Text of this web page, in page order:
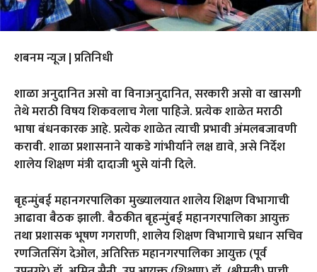
शबनम न्यूज | प्रतिनिधी
शाळा अनुदानित असो वा विनाअनुदानित, सरकारी असो वा खासगी
तेथे मराठी विषय शिकवलाच गेला पाहिजे. प्रत्येक शाळेत मराठी
भाषा बंधनकारक आहे. प्रत्येक शाळेत त्याची प्रभावी अंमलबजावणी
करावी. शाळा प्रशासनाने याकडे गांभीर्याने लक्ष द्यावे, असे निर्देश
शालेय शिक्षण मंत्री दादाजी भुसे यांनी दिले.
बृहन्मुंबई महानगरपालिका मुख्यालयात शालेय शिक्षण विभागाची
आढावा बैठक झाली. बैठकीत बृहन्मुंबई महानगरपालिका आयुक्त
तथा प्रशासक भूषण गगराणी, शालेय शिक्षण विभागाचे प्रधान सचिव
रणजितसिंग देओल, अतिरिक्त महानगरपालिका आयुक्त (पूर्व